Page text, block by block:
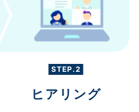
STEP.2
ヒアリング